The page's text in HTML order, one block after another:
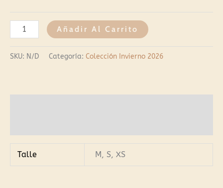
Añadir Al Carrito
SKU: N/D Categoría: Colección Invierno 2026
Talle M, S, XS